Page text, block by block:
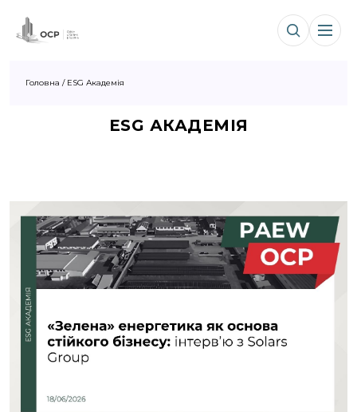
Головна / ESG Академія
ESG АКАДЕМІЯ